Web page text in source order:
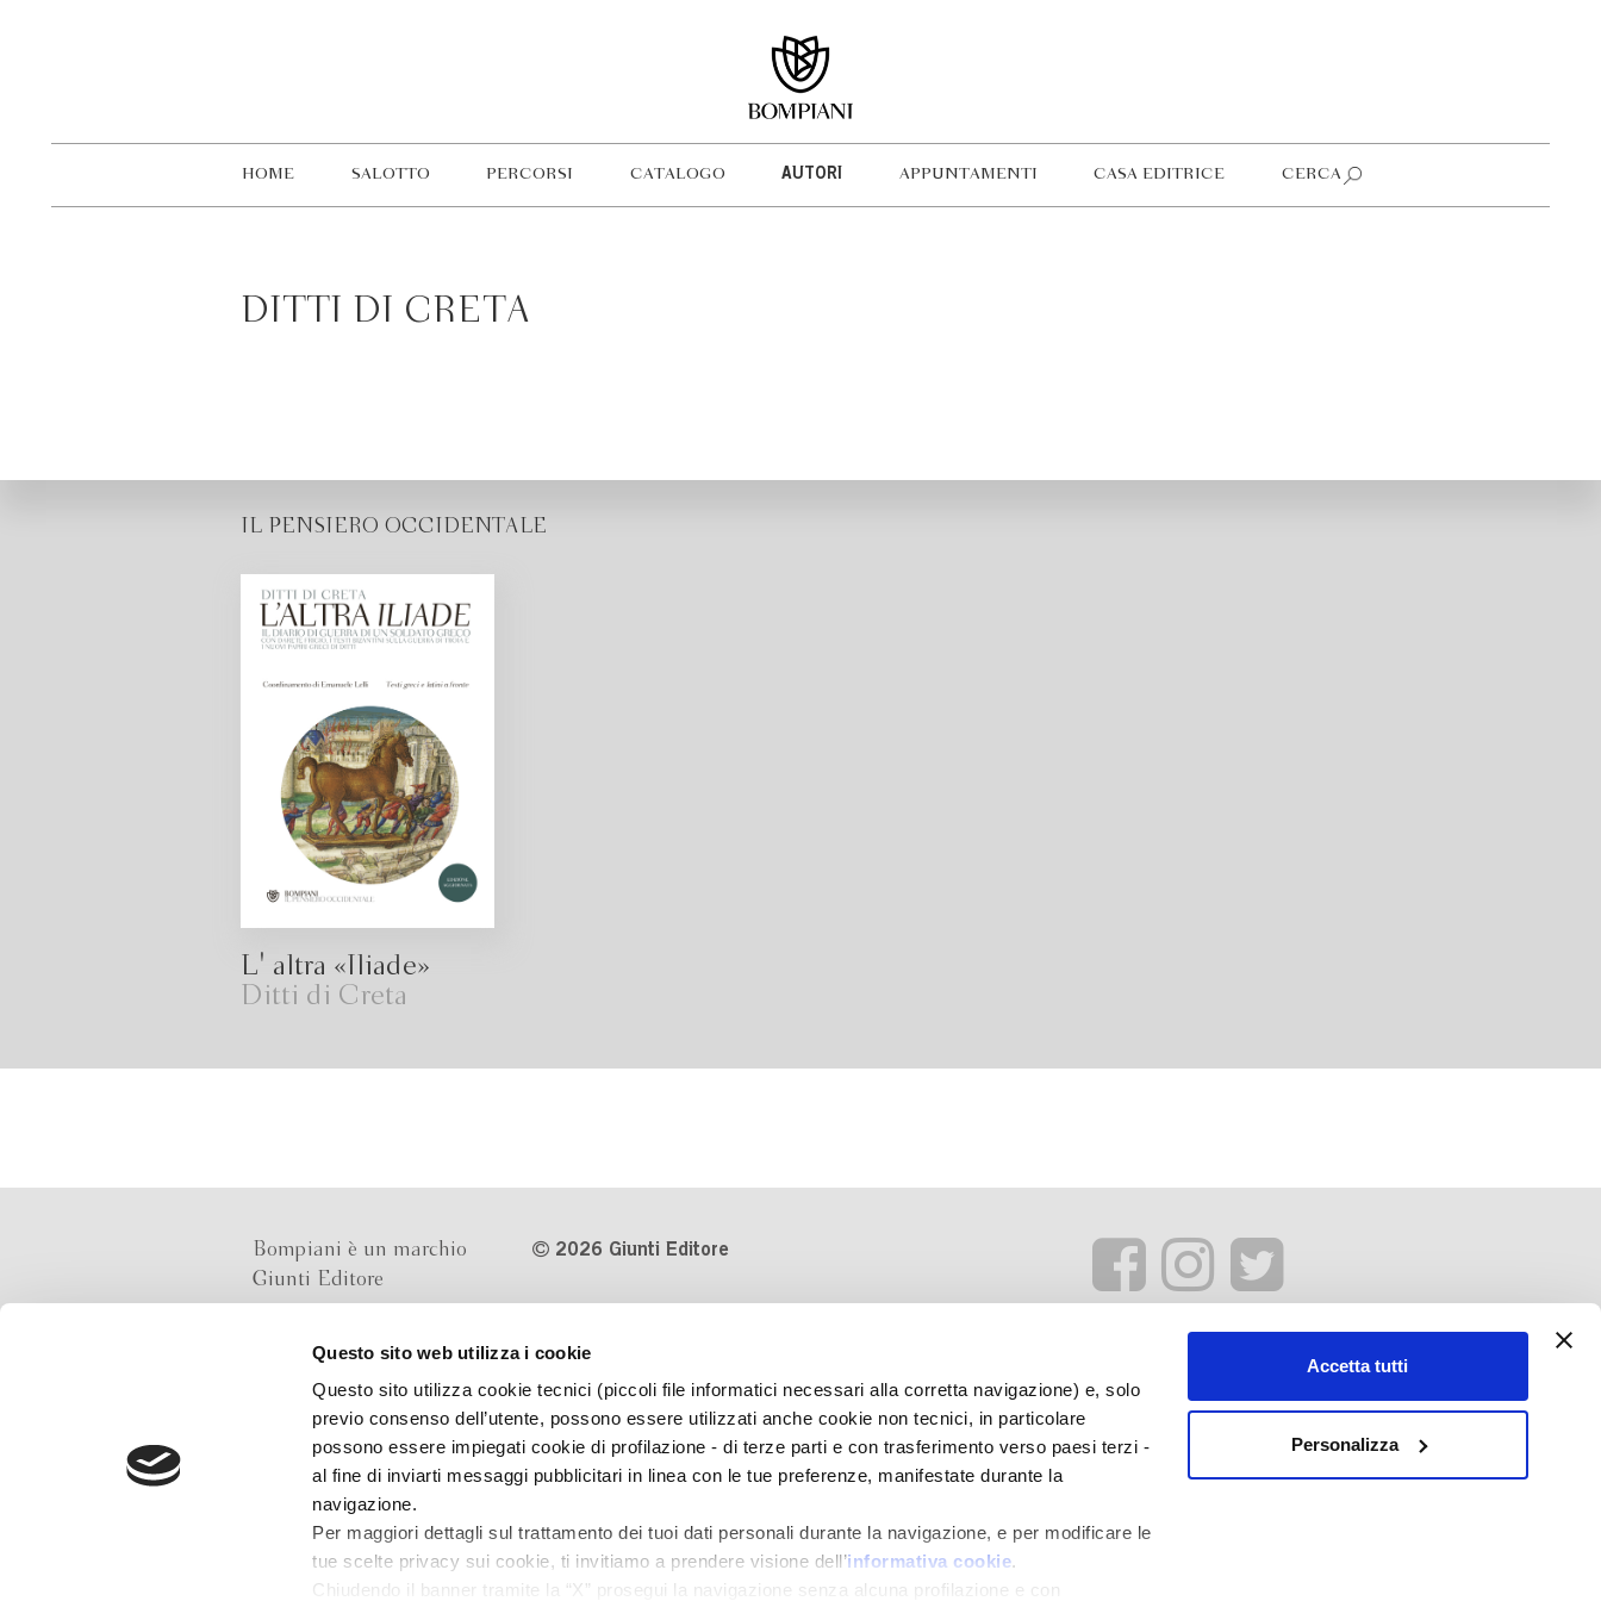
Questo sito web utilizza i cookie
Questo sito utilizza cookie tecnici (piccoli file informatici necessari alla corretta navigazione) e, solo
previo consenso dell’utente, possono essere utilizzati anche cookie non tecnici, in particolare
possono essere impiegati cookie di profilazione - di terze parti e con trasferimento verso paesi terzi -
al fine di inviarti messaggi pubblicitari in linea con le tue preferenze, manifestate durante la
navigazione.
Per maggiori dettagli sul trattamento dei tuoi dati personali durante la navigazione, e per modificare le
tue scelte privacy sui cookie, ti invitiamo a prendere visione dell’informativa cookie.
Chiudendo il banner tramite la “X” prosegui la navigazione senza alcuna profilazione e con
Accetta tutti
Personalizza
HOME SALOTTO PERCORSI CATALOGO AUTORI APPUNTAMENTI CASA EDITRICE CERCA
DITTI DI CRETA
IL PENSIERO OCCIDENTALE
L' altra «Iliade»
Ditti di Creta
Bompiani è un marchio
Giunti Editore
Via Bolognese 165,
50139 Firenze
Via G.B.Pirelli 30,
20124 Milano
2026 Giunti Editore
Numero d'iscrizione al Registro
Imprese di Milano REA 1327444
Informativa sulla privacy